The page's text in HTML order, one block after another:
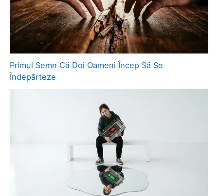
Primul Semn Că Doi Oameni Încep Să Se
Îndepărteze